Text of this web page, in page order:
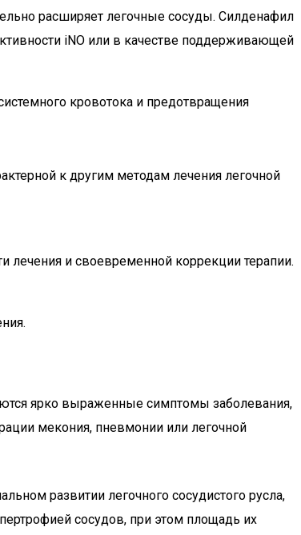
расширяет легочные сосуды. Силденафил
iNO или в качестве поддерживающей
кровотока и предотвращения
к другим методам лечения легочной
лечения и своевременной коррекции терапии.
ярко выраженные симптомы заболевания,
мекония, пневмонии или легочной
развитии легочного сосудистого русла,
сосудов, при этом площадь их